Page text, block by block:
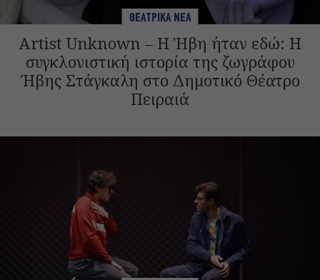
ΘΕΑΤΡΙΚΑ ΝΕΑ
Artist Unknown – Η Ήβη ήταν εδώ: Η
συγκλονιστική ιστορία της ζωγράφου
Ήβης Στάγκαλη στο Δημοτικό Θέατρο
Πειραιά